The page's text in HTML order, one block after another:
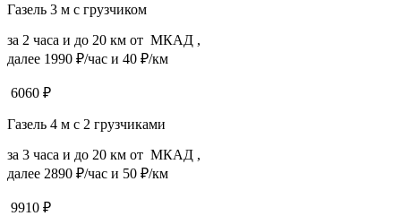
Газель 3 м с грузчиком
за 2 часа и до 20 км от МКАД ,
далее 1990 ₽/час и 40 ₽/км
6060 ₽
Газель 4 м с 2 грузчиками
за 3 часа и до 20 км от МКАД ,
далее 2890 ₽/час и 50 ₽/км
9910 ₽